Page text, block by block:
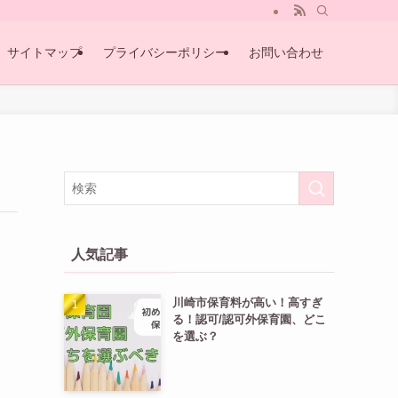
サイトマップ プライバシーポリシー お問い合わせ
人気記事
川崎市保育料が高い！高すぎ
る！認可/認可外保育園、どこ
を選ぶ？